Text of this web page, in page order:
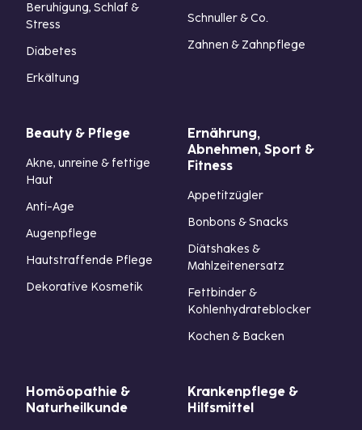
Beruhigung, Schlaf &
Stress
Diabetes
Erkältung
Schnuller & Co.
Zahnen & Zahnpflege
Beauty & Pflege
Akne, unreine & fettige
Haut
Anti-Age
Augenpflege
Hautstraffende Pflege
Dekorative Kosmetik
Ernährung,
Abnehmen, Sport &
Fitness
Appetitzügler
Bonbons & Snacks
Diätshakes &
Mahlzeitenersatz
Fettbinder &
Kohlenhydrateblocker
Kochen & Backen
Homöopathie &
Naturheilkunde
Krankenpflege &
Hilfsmittel